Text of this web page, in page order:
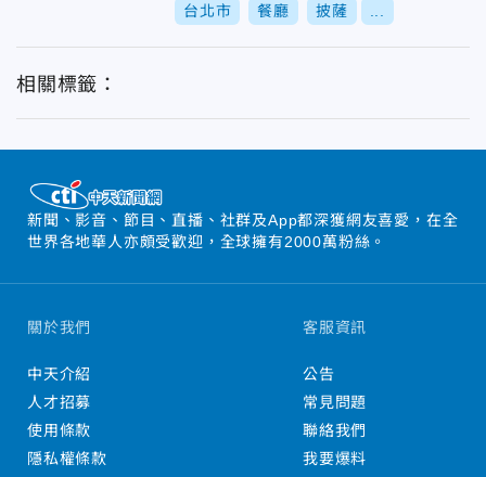
台北市 餐廳 披薩
相關標籤：
新聞、影音、節目、直播、社群及App都深獲網友喜愛，在全
世界各地華人亦頗受歡迎，全球擁有2000萬粉絲。
關於我們
中天介紹
人才招募
使用條款
隱私權條款
客服資訊
公告
常見問題
聯絡我們
我要爆料